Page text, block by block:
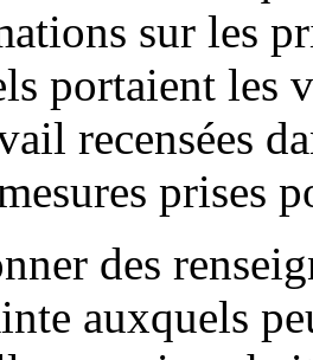
sur les
portaient les
recensées
prises
des
auxquels